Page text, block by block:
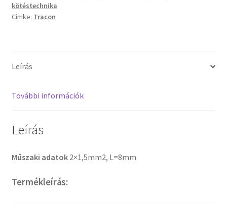
kötéstechnika
Címke: Tracon
Leírás
További információk
Leírás
Műszaki adatok 2×1,5mm2, L=8mm
Termékleírás: